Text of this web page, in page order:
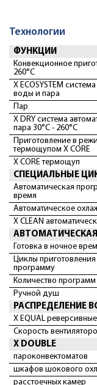
Технологии
ФУНКЦИИ
Конвекционное
260°С
X ECOSYSTEM
воды и пара
Пар
X DRY система
пара 30°С - 260°С
Приготовление в
термощупом X CORE
X CORE термощуп
СПЕЦИАЛЬНЫЕ
Автоматическая
время
Автоматическое
X CLEAN
Готовка в ночное
Циклы
программу
Количество программ
Ручной душ
РАСПРЕДЕЛЕНИЕ
X EQUAL
Скорость
X DOUBLE
пароконвектоматов
шкафов шокового
расстоечных камер